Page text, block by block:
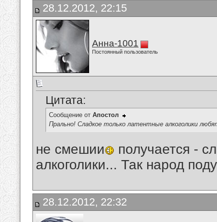
28.12.2012, 22:15
Анна-1001
Постоянный пользователь
Цитата:
Сообщение от Апостол
Прально! Сладкое только латентные алкоголики
не смешии
получается -
алкоголики... Так народ
28.12.2012, 22:32